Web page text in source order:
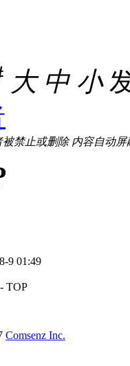
大 中 小
被禁止或删除 内容自动屏
9 01:49
- TOP
Comsenz Inc.